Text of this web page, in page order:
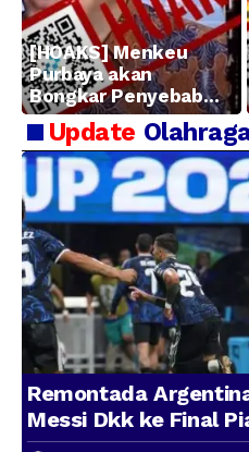
[HOAKS] Menkeu
Purbaya akan
Bongkar Penyebab
Kerugian BUMN
Update
Remontada
Messi Dkk ke Final